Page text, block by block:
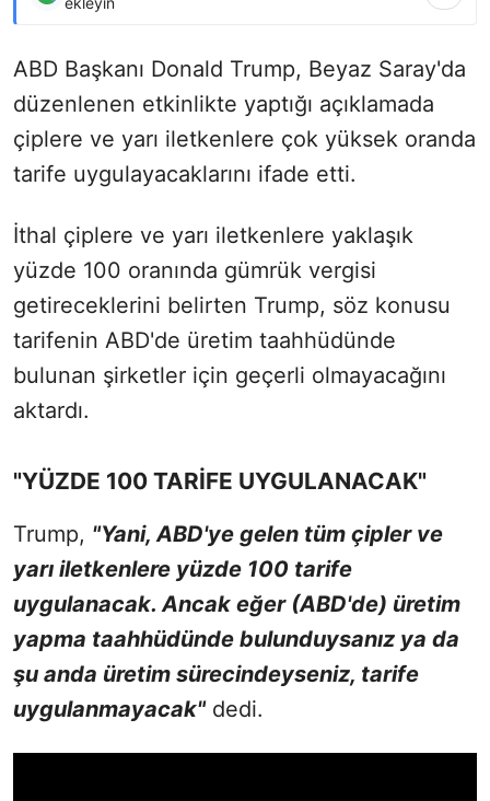
ABD Başkanı Donald Trump, Beyaz Saray'da
düzenlenen etkinlikte yaptığı açıklamada
çiplere ve yarı iletkenlere çok yüksek oranda
tarife uygulayacaklarını ifade etti.
İthal çiplere ve yarı iletkenlere yaklaşık
yüzde 100 oranında gümrük vergisi
getireceklerini belirten Trump, söz konusu
tarifenin ABD'de üretim taahhüdünde
bulunan şirketler için geçerli olmayacağını
aktardı.
"YÜZDE 100 TARİFE UYGULANACAK"
Trump, "Yani, ABD'ye gelen tüm çipler ve
yarı iletkenlere yüzde 100 tarife
uygulanacak. Ancak eğer (ABD'de) üretim
yapma taahhüdünde bulunduysanız ya da
şu anda üretim sürecindeyseniz, tarife
uygulanmayacak"dedi.